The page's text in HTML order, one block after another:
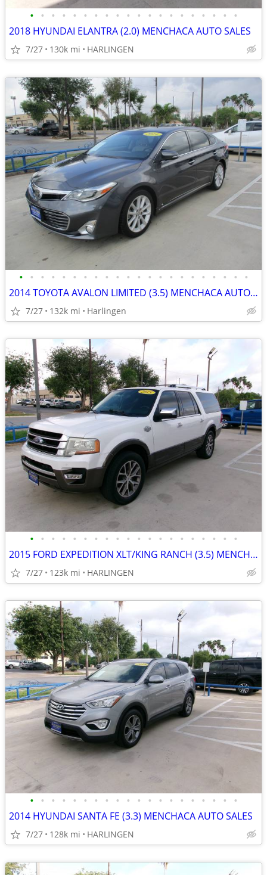
• • • • • • • • • • • • • • • • • • • •
2018 HYUNDAI ELANTRA (2.0) MENCHACA AUTO SALES
7/27 130k mi HARLINGEN
• • • • • • • • • • • • • • • • • • • • • •
2014 TOYOTA AVALON LIMITED (3.5) MENCHACA AUTO SALES
7/27 132k mi Harlingen
• • • • • • • • • • • • • • • • • • • •
2015 FORD EXPEDITION XLT/KING RANCH (3.5) MENCHACA AUTO SALES
7/27 123k mi HARLINGEN
• • • • • • • • • • • • • • • • • • • •
2014 HYUNDAI SANTA FE (3.3) MENCHACA AUTO SALES
7/27 128k mi HARLINGEN